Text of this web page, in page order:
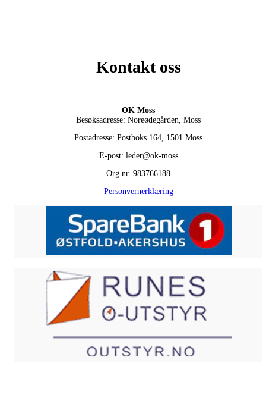
Kontakt oss
OK Moss
Besøksadresse: Noreødegården, Moss
Postadresse: Postboks 164, 1501 Moss
E-post: leder@ok-moss
Org.nr. 983766188
Personvernerklæring